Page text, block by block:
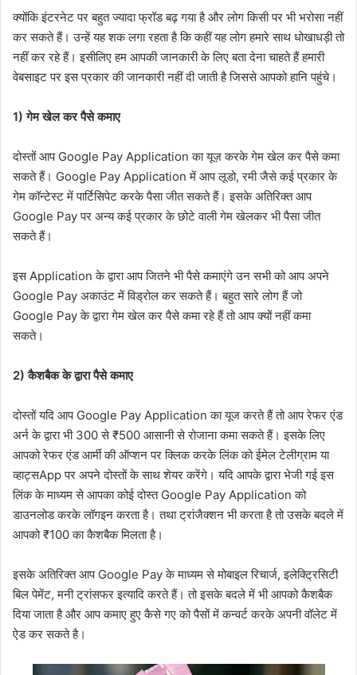
क्योंकि इंटरनेट पर बहुत ज्यादा फ्रॉड बढ़ गया है और लोग किसी पर भी भरोसा नहीं
कर सकते हैं। उन्हें यह शक लगा रहता है कि कहीं यह लोग हमारे साथ धोखाधड़ी तो
नहीं कर रहे हैं। इसीलिए हम आपकी जानकारी के लिए बता देना चाहते हैं हमारी
वेबसाइट पर इस प्रकार की जानकारी नहीं दी जाती है जिससे आपको हानि पहुंचे।
1) गेम खेल कर पैसे कमाए
दोस्तों आप Google Pay Application का यूज़ करके गेम खेल कर पैसे कमा
सकते हैं। Google Pay Application में आप लूडो, रमी जैसे कई प्रकार के
गेम कॉन्टेस्ट में पार्टिसिपेट करके पैसा जीत सकते हैं। इसके अतिरिक्त आप
Google Pay पर अन्य कई प्रकार के छोटे वाली गेम खेलकर भी पैसा जीत
सकते हैं।
इस Application के द्वारा आप जितने भी पैसे कमाएंगे उन सभी को आप अपने
Google Pay अकाउंट में विड्रोल कर सकते हैं। बहुत सारे लोग हैं जो
Google Pay के द्वारा गेम खेल कर पैसे कमा रहे हैं तो आप क्यों नहीं कमा
सकते।
2) कैशबैक के द्वारा पैसे कमाए
दोस्तों यदि आप Google Pay Application का यूज करते हैं तो आप रेफर एंड
अर्न के द्वारा भी 300 से ₹500 आसानी से रोजाना कमा सकते हैं। इसके लिए
आपको रेफर एंड आर्मी की ऑप्शन पर क्लिक करके लिंक को ईमेल टेलीग्राम या
व्हाट्सApp पर अपने दोस्तों के साथ शेयर करेंगे। यदि आपके द्वारा भेजी गई इस
लिंक के माध्यम से आपका कोई दोस्त Google Pay Application को
डाउनलोड करके लॉगइन करता है। तथा ट्रांजैक्शन भी करता है तो उसके बदले में
आपको ₹100 का कैशबैक मिलता है।
इसके अतिरिक्त आप Google Pay के माध्यम से मोबाइल रिचार्ज, इलेक्ट्रिसिटी
बिल पेमेंट, मनी ट्रांसफर इत्यादि करते हैं। तो इसके बदले में भी आपको कैशबैक
दिया जाता है और आप कमाए हुए कैसे गए को पैसों में कन्वर्ट करके अपनी वॉलेट में
ऐड कर सकते है।